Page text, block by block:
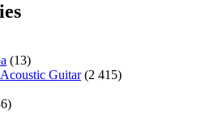
(13)
Guitar(2 415)